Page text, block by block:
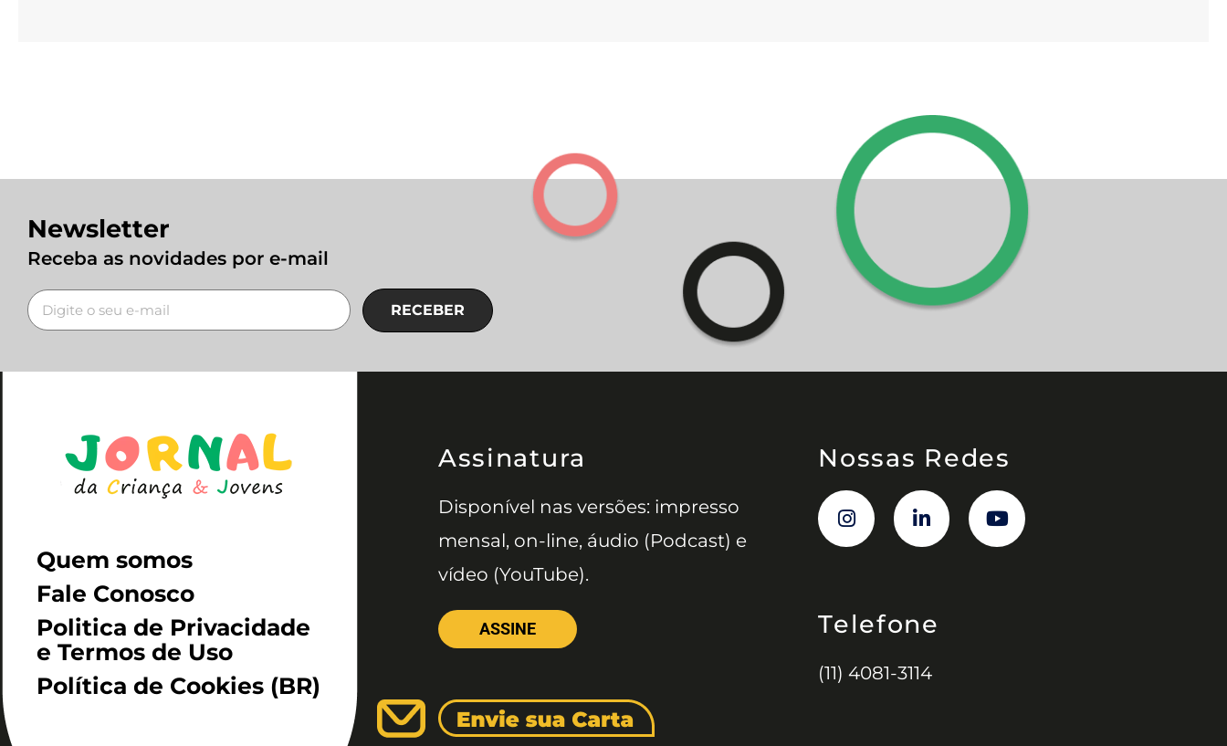
Newsletter
Receba as novidades por e-mail
RECEBER
Quem somos
Fale Conosco
Politica de Privacidade
e Termos de Uso
Política de Cookies (BR)
Assinatura
Disponível nas versões: impresso
mensal, on-line, áudio (Podcast) e
vídeo (YouTube).
ASSINE
Nossas Redes
Telefone
(11) 4081-3114